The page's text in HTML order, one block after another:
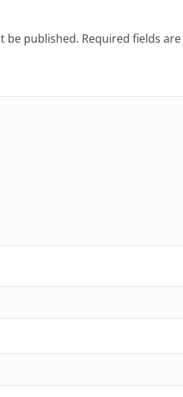
be published. Required fields